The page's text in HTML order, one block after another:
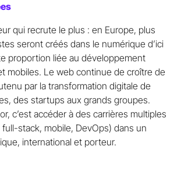
qui recrute le plus : en Europe, plus
seront créés dans le numérique d’ici
proportion liée au développement
mobiles. Le web continue de croître de
par la transformation digitale de
des startups aux grands groupes.
c’est accéder à des carrières multiples
stack, mobile, DevOps) dans un
international et porteur.